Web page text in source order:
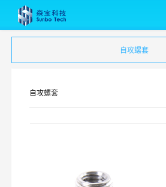
自攻螺套
自攻螺套